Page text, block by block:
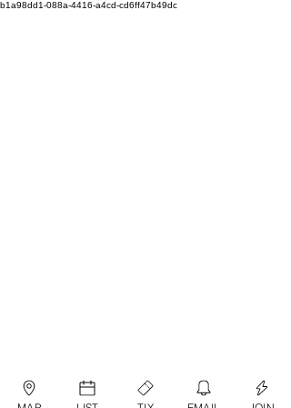
b1a98dd1-088a-4416-a4cd-cd6ff47b49dc